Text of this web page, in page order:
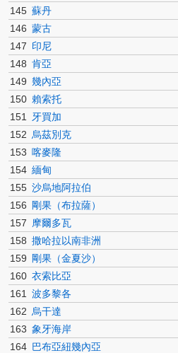
145 蘇丹
146 蒙古
147 印尼
148 肯亞
149 幾內亞
150 賴索托
151
牙買加
152 烏茲別克
153 喀麥隆
154 緬甸
155 沙烏地阿拉伯
156 剛果（布拉薩）
157 摩爾多瓦
158 撒哈拉以南非洲
159 剛果（金夏沙）
160 衣索比亞
161
波多黎各
162 烏干達
163 象牙海岸
164 巴布亞紐幾內亞